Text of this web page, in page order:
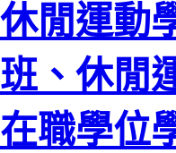
休閒運動
班、休閒
在職學位